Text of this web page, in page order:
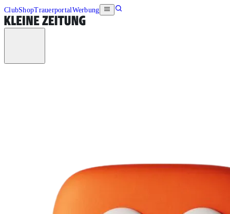
ClubShopTrauerportalWerbung